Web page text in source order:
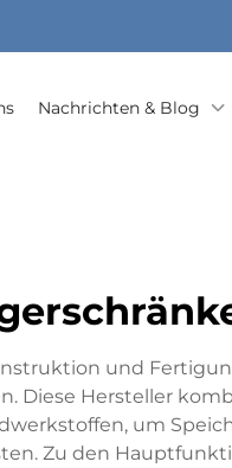
Nachrichten & Blog
und
Diese Hersteller
um
Zu den